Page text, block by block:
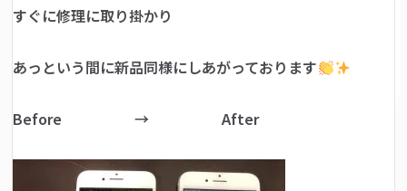
すぐに修理に取り掛かり
あっという間に新品同様にしあがっております
Before → After